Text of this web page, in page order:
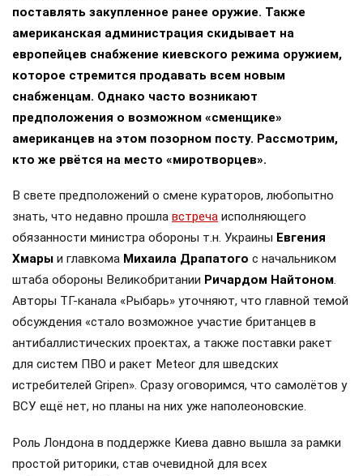
поставлять закупленное ранее оружие. Также
американская администрация скидывает на
европейцев снабжение киевского режима оружием,
которое стремится продавать всем новым
снабженцам. Однако часто возникают
предположения о возможном «сменщике»
американцев на этом позорном посту. Рассмотрим,
кто же рвётся на место «миротворцев».
В свете предположений о смене кураторов, любопытно
знать, что недавно прошла встреча исполняющего
обязанности министра обороны т.н. Украины Евгения
Хмары и главкома Михаила Драпатого с начальником
штаба обороны Великобритании Ричардом Найтоном.
Авторы ТГ-канала «Рыбарь» уточняют, что главной темой
обсуждения «стало возможное участие британцев в
антибаллистических проектах, а также поставки ракет
для систем ПВО и ракет Meteor для шведских
истребителей Gripen». Сразу оговоримся, что самолётов у
ВСУ ещё нет, но планы на них уже наполеоновские.
Роль Лондона в поддержке Киева давно вышла за рамки
простой риторики, став очевидной для всех